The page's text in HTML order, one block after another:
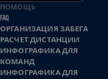
ПОМОЩЬ
FAQ
ОРГАНИЗАЦИЯ ЗАБЕГА
РАСЧЕТ ДИСТАНЦИИ
ИНФОГРАФИКА ДЛЯ
КОМАНД
ИНФОГРАФИКА ДЛЯ